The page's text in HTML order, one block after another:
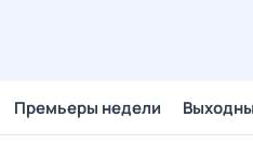
Премьеры недели